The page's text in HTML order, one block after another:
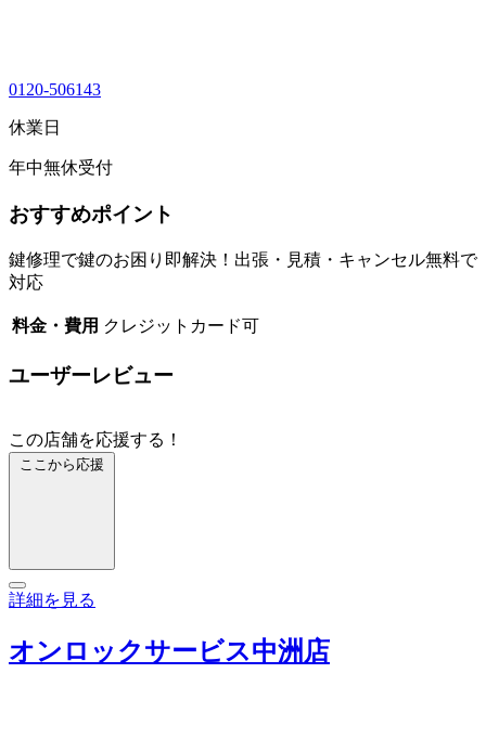
0120-506143
休業日
年中無休受付
おすすめポイント
鍵修理で鍵のお困り即解決！出張・見積・キャンセル無料で
対応
料金・費用 クレジットカード可
ユーザーレビュー
この店舗を応援する！
ここから応援
詳細を見る
オンロックサービス中洲店